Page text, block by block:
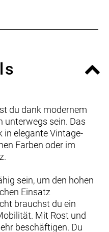
du dank modernem
unterwegs sein. Das
in elegante Vintage-
Farben oder im
sein, um den hohen
Einsatz
brauchst du ein
Mit Rost und
beschäftigen. Du